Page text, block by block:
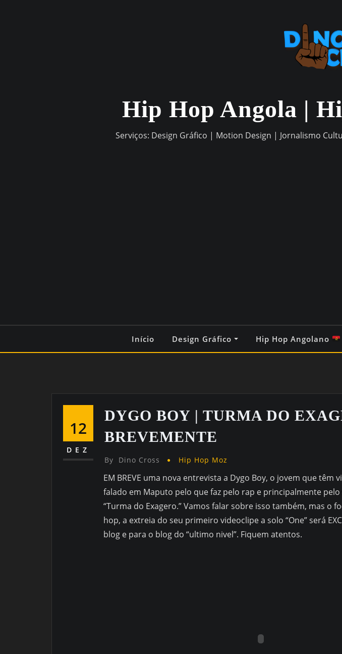
Hip Hop Angola |
Serviços: Design Gráfico | Motion Design | Jornalismo
Início Design Gráfico Hip Hop Angolano
12
DEZ
DYGO BOY | TURMA DO
BREVEMENTE
By Dino Cross Hip Hop Moz
EM BREVE uma nova entrevista a Dygo Boy, o jovem que têm
falado em Maputo pelo que faz pelo rap e principalmente pelo
“Turma do Exagero.” Vamos falar sobre isso também, mas o
hop, a extreia do seu primeiro videoclipe a solo “One” será
blog e para o blog do “ultimo nivel”. Fiquem atentos.